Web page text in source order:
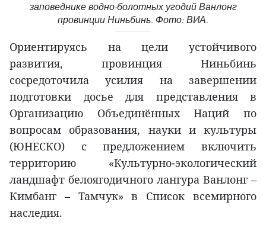
заповеднике водно-болотных угодий Ванлонг
провинции Ниньбинь. Фото: ВИА.
Ориентируясь на цели устойчивого
развития, провинция Ниньбинь
сосредоточила усилия на завершении
подготовки досье для представления в
Организацию Объединённых Наций по
вопросам образования, науки и культуры
(ЮНЕСКО) с предложением включить
территорию «Культурно-экологический
ландшафт белоягодичного лангура Ванлонг –
Кимбанг – Тамчук» в Список всемирного
наследия.